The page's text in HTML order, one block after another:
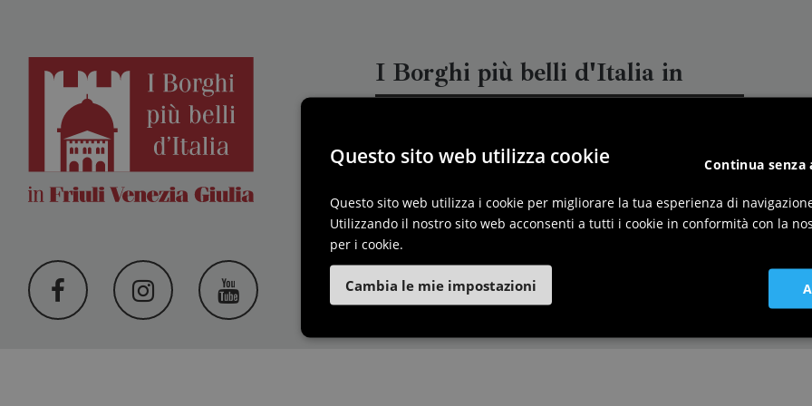
I Borghi più belli d'Italia in
Questo sito web utilizza cookie
Questo sito web utilizza i cookie per migliorare la tua esperienza di
Utilizzando il nostro sito web acconsenti a tutti i cookie in conformità con la
per i cookie.
Continua senza
Cambia le mie impostazioni